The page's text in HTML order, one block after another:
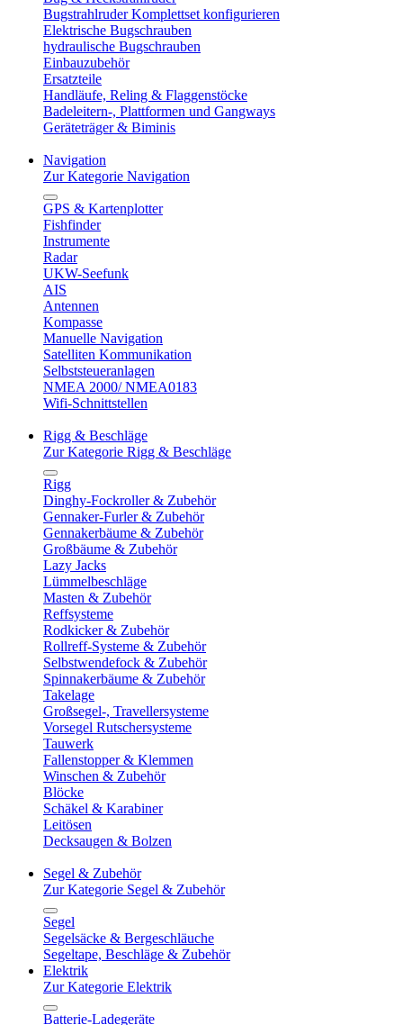
Bugstrahlruder Komplettset konfigurieren
Elektrische Bugschrauben
hydraulische Bugschrauben
Einbauzubehör
Ersatzteile
Handläufe, Reling & Flaggenstöcke
Badeleitern-, Plattformen und Gangways
Geräteträger & Biminis
Navigation
Zur Kategorie Navigation
GPS & Kartenplotter
Fishfinder
Instrumente
Radar
UKW-Seefunk
AIS
Antennen
Kompasse
Manuelle Navigation
Satelliten Kommunikation
Selbststeueranlagen
NMEA 2000/ NMEA0183
Wifi-Schnittstellen
Rigg & Beschläge
Zur Kategorie Rigg & Beschläge
Rigg
Dinghy-Fockroller & Zubehör
Gennaker-Furler & Zubehör
Gennakerbäume & Zubehör
Großbäume & Zubehör
Lazy Jacks
Lümmelbeschläge
Masten & Zubehör
Reffsysteme
Rodkicker & Zubehör
Rollreff-Systeme & Zubehör
Selbstwendefock & Zubehör
Spinnakerbäume & Zubehör
Takelage
Großsegel-, Travellersysteme
Vorsegel Rutschersysteme
Tauwerk
Fallenstopper & Klemmen
Winschen & Zubehör
Blöcke
Schäkel & Karabiner
Leitösen
Decksaugen & Bolzen
Segel & Zubehör
Zur Kategorie Segel & Zubehör
Segel
Segelsäcke & Bergeschläuche
Segeltape, Beschläge & Zubehör
Elektrik
Zur Kategorie Elektrik
Batterie-Ladegeräte